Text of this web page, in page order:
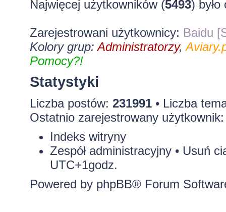
Najwięcej użytkowników (5493)
Zarejestrowani użytkownicy: Baidu
Kolory grup:Administratorzy,
Pomocy?!
Statystyki
Liczba postów: 231991• Liczba
Ostatnio zarejestrowany
Indeks witryny
Zespół administracyjny• Usuń
UTC+1godz.
Powered by phpBB® Forum